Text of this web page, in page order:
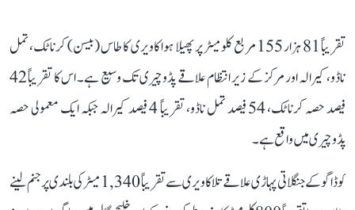
تقریباً 81 ہزار 155 مربع کلومیٹر پر پھیلا ہوا کاویری کا طاس (بیسن) کرناٹک، تمل
ناڈو، کیرالہ اور مرکز کے زیر انتظام علاقے پڈوچیری تک وسیع ہے۔ اس کا تقریباً 42
فیصد حصہ کرناٹک، 54 فیصد تمل ناڈو، تقریباً 4 فیصد کیرالہ جبکہ ایک معمولی حصہ
پڈوچیری میں واقع ہے۔
کوڈاگو کے جنگلاتی پہاڑی علاقے تلاکاویری سے تقریباً 1,340 میٹر کی بلندی پر جنم لینے